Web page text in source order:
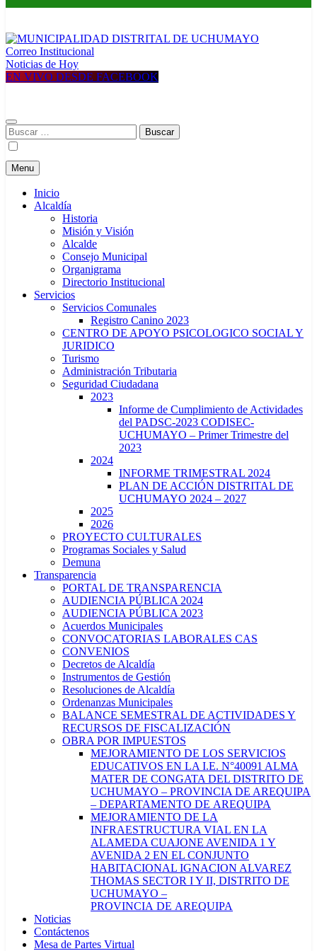
MUNICIPALIDAD DISTRITAL DE UCHUMAYO
Construyendo una nueva Historia
Correo Institucional
Noticias de Hoy
EN VIVO DESDE FACEBOOK
Buscar:
Menu
Inicio
Alcaldía
Historia
Misión y Visión
Alcalde
Consejo Municipal
Organigrama
Directorio Institucional
Servicios
Servicios Comunales
Registro Canino 2023
CENTRO DE APOYO PSICOLOGICO SOCIAL Y
JURIDICO
Turismo
Administración Tributaria
Seguridad Ciudadana
2023
Informe de Cumplimiento de Actividades
del PADSC-2023 CODISEC-
UCHUMAYO – Primer Trimestre del
2023
2024
INFORME TRIMESTRAL 2024
PLAN DE ACCIÓN DISTRITAL DE
UCHUMAYO 2024 – 2027
2025
2026
PROYECTO CULTURALES
Programas Sociales y Salud
Demuna
Transparencia
PORTAL DE TRANSPARENCIA
AUDIENCIA PÚBLICA 2024
AUDIENCIA PÚBLICA 2023
Acuerdos Municipales
CONVOCATORIAS LABORALES CAS
CONVENIOS
Decretos de Alcaldía
Instrumentos de Gestión
Resoluciones de Alcaldía
Ordenanzas Municipales
BALANCE SEMESTRAL DE ACTIVIDADES Y
RECURSOS DE FISCALIZACIÓN
OBRA POR IMPUESTOS
MEJORAMIENTO DE LOS SERVICIOS
EDUCATIVOS EN LA I.E. N°40091 ALMA
MATER DE CONGATA DEL DISTRITO DE
UCHUMAYO – PROVINCIA DE AREQUIPA
– DEPARTAMENTO DE AREQUIPA
MEJORAMIENTO DE LA
INFRAESTRUCTURA VIAL EN LA
ALAMEDA CUAJONE AVENIDA 1 Y
AVENIDA 2 EN EL CONJUNTO
HABITACIONAL IGNACION ALVAREZ
THOMAS SECTOR I Y II, DISTRITO DE
UCHUMAYO –
PROVINCIA DE AREQUIPA
Noticias
Contáctenos
Mesa de Partes Virtual